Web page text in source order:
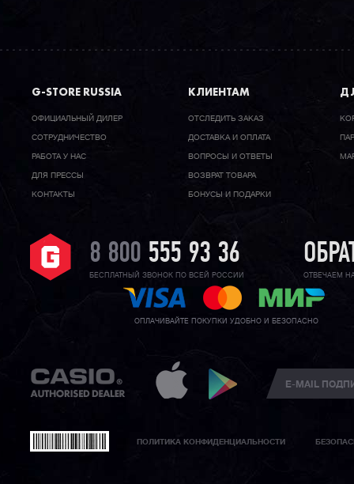
G-STORE RUSSIA
ОФИЦИАЛЬНЫЙ ДИЛЕР
CОТРУДНИЧЕСТВО
РАБОТА У НАС
ДЛЯ ПРЕССЫ
КОНТАКТЫ
КЛИЕНТАМ
ОТСЛЕДИТЬ ЗАКАЗ
ДОСТАВКА И ОПЛАТА
ВОПРОСЫ И ОТВЕТЫ
ВОЗВРАТ ТОВАРА
БОНУСЫ И ПОДАРКИ
8 800 555 93 36
БЕСПЛАТНЫЙ ЗВОНОК ПО ВСЕЙ РОССИИ ОТВЕЧАЕМ
ОПЛАЧИВАЙТЕ ПОКУПКИ УДОБНО И БЕЗОПАСНО
ПОЛИТИКА КОНФИДЕНЦИАЛЬНОСТИ